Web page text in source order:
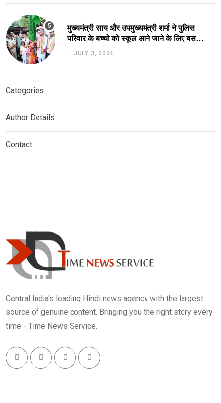
मुख्यमंत्री साय और उपमुख्यमंत्री शर्मा ने पुलिस
परिवार के बच्चो को स्कूल आने जाने के लिए बस
सुविधा को हरी झंडी दिखाकर कर किया आरंभ.
JULY 3, 2024
Categories
Author Details
Contact
Central India's leading Hindi news agency with the largest
source of genuine content. Bringing you the right story every
time - Time News Service.